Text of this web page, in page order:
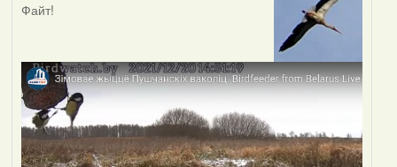
Файт!